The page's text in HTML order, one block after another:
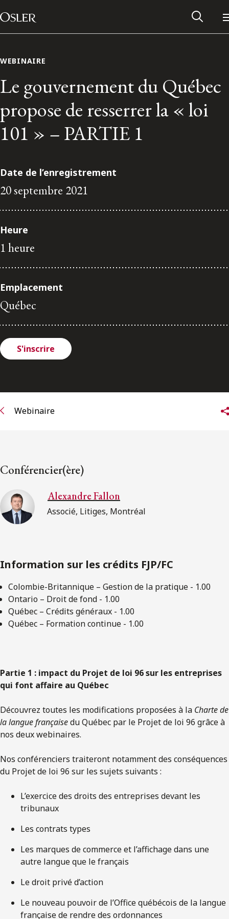
Passer au contenu
Main Navigation
Réseau des anciens d’Osler
Contactez-nous
ENGLISH
S’abonner aux articles Osler
WEBINAIRE
Le gouvernement du Québec
propose de resserrer la « loi
101 » – PARTIE 1
Date de l’enregistrement
20 septembre 2021
Heure
1 heure
Emplacement
Québec
S'inscrire
Webinaire
Conférencier(ère)
Alexandre Fallon
Associé, Litiges, Montréal
Information sur les crédits FJP/FC
Colombie-Britannique – Gestion de la pratique - 1.00
Ontario – Droit de fond - 1.00
Québec – Crédits généraux - 1.00
Québec – Formation continue - 1.00
Partie 1 : impact du Projet de loi 96 sur les entreprises
qui font affaire au Québec
Découvrez toutes les modifications proposées à la Charte de
la langue françaisedu Québec par le Projet de loi 96 grâce à
nos deux webinaires.
Nos conférenciers traiteront notamment des conséquences
du Projet de loi 96 sur les sujets suivants :
L’exercice des droits des entreprises devant les
tribunaux
Les contrats types
Les marques de commerce et l’affichage dans une
autre langue que le français
Le droit privé d’action
Le nouveau pouvoir de l’Office québécois de la langue
française de rendre des ordonnances